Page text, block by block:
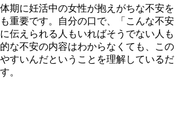
期に妊活中の女性が抱えがちな不安を
重要です。自分の口で、「こんな不安
伝えられる人もいればそうでない人も
な不安の内容はわからなくても、この
すいんだということを理解しているだ
。